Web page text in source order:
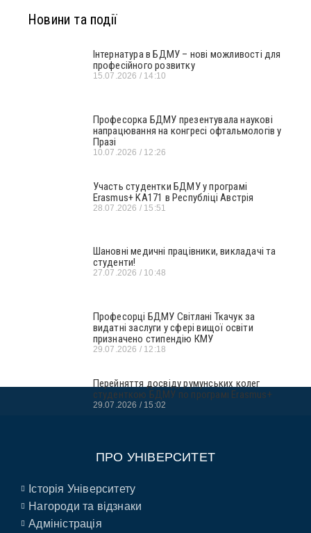
Новини та події
Інтернатура в БДМУ – нові можливості для
професійного розвитку
15.07.2026 14:10
Професорка БДМУ презентувала наукові
напрацювання на конгресі офтальмологів у
Празі
10.07.2026 12:26
Участь студентки БДМУ у програмі
Erasmus+ KA171 в Республіці Австрія
28.07.2026 15:51
Шановні медичні працівники, викладачі та
студенти!
27.07.2026 10:48
Професорці БДМУ Світлані Ткачук за
видатні заслуги у сфері вищої освіти
призначено стипендію КМУ
29.07.2026 12:18
Перейняття досвіду румунських колег
студенткою БДМУ по програмі Erasmus+
29.07.2026 15:02
ПРО УНІВЕРСИТЕТ
Історія Університету
Нагороди та відзнаки
Адміністрація